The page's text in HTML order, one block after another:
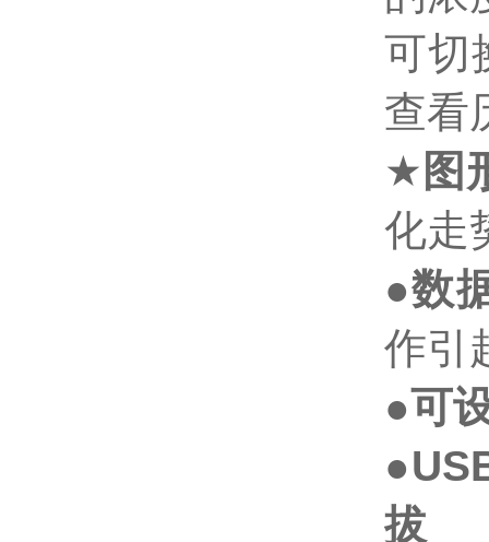
可切
查看
★ 图
化走
●数
作引
●可
●
拔